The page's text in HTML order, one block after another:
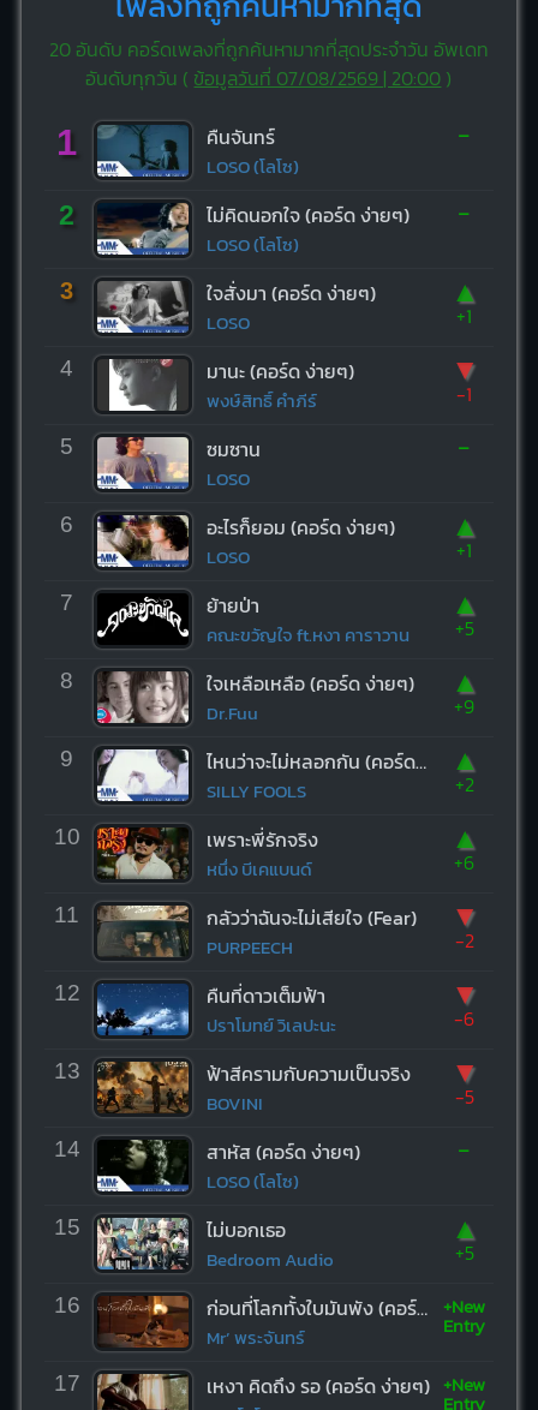
20 อันดับ คอร์ดเพลงที่ถูกค้นหามากที่สุดประจำวัน อัพเดท
อันดับทุกวัน ( ข้อมูลวันที่ 07/08/2569 | 20:00 )
1 คืนจันทร์
LOSO (โลโซ)
-
2 ไม่คิดนอกใจ (คอร์ด ง่ายๆ)
LOSO (โลโซ)
-
3 ใจสั่งมา (คอร์ด ง่ายๆ)
LOSO
▲
+1
4 มานะ (คอร์ด ง่ายๆ)
พงษ์สิทธิ์ คำภีร์
▼
-1
5 ซมซาน
LOSO
-
6 อะไรก็ยอม (คอร์ด ง่ายๆ)
LOSO
▲
+1
7 ย้ายป่า
คณะขวัญใจ ft.หงา คาราวาน
▲
+5
8 ใจเหลือเหลือ (คอร์ด ง่ายๆ)
Dr.Fuu
▲
+9
9 ไหนว่าจะไม่หลอกกัน (คอร์ด ง่ายๆ)
SILLY FOOLS
▲
+2
10 เพราะพี่รักจริง
หนึ่ง บีเคแบนด์
▲
+6
11 กลัวว่าฉันจะไม่เสียใจ (Fear)
PURPEECH
▼
-2
12 คืนที่ดาวเต็มฟ้า
ปราโมทย์ วิเลปะนะ
▼
-6
13 ฟ้าสีครามกับความเป็นจริง
BOVINI
▼
-5
14 สาหัส (คอร์ด ง่ายๆ)
LOSO (โลโซ)
-
15 ไม่บอกเธอ
Bedroom Audio
▲
+5
16 ก่อนที่โลกทั้งใบมันพัง (คอร์ด ง่ายๆ)
Mr’ พระจันทร์
+New
Entry
17 เหงา คิดถึง รอ (คอร์ด ง่ายๆ) +New
Entry